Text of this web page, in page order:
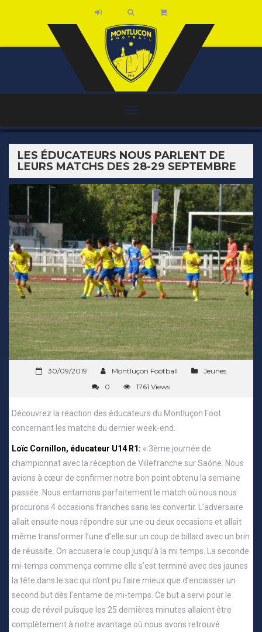
LES ÉDUCATEURS NOUS PARLENT DE
LEURS MATCHS DES 28-29 SEPTEMBRE
30/09/2019 Montluçon Football
Jeunes
0
1761 Views
Découvrez la réaction des éducateurs du Montluçon Foot
concernant les matchs du dernier week-end.
Loïc Cornillon, éducateur U14 R1: « 3ème journée de
championnat avec la réception de Villefranche sur Saône. Nous
avions à cœur de confirmer notre bon point obtenu la semaine
passée. Nous entamons parfaitement le match où nous nous
procurons 4 occasions franches sans les convertir. L’adversaire
allait ensuite nous répondre sur une ou deux occasions et allait
même transformer l’une d’elle sur un coup de billard avec un brin
de réussite. On accusera le coup jusqu’à la mi temps. La seconde
mi-temps commença comme elle s’est terminé avec des jaunes
la tête dans le sac qui n’ont pu faire mieux que d’encaisser un
second but dès l’entame de mi-temps. Ce but a servi pour le
coup de réveil puisque les 25 dernières minutes allaient être
complètement à notre avantage où nous avons retrouvé